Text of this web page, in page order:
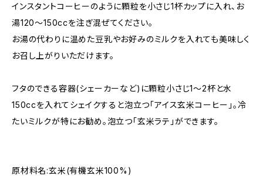
インスタントコーヒーのように顆粒を小さじ1杯カップに入れ、お
湯120〜150ccを注ぎ混ぜてください。
お湯の代わりに温めた豆乳やお好みのミルクを入れても美味しく
お召し上がりいただけます。
フタのできる容器(シェーカーなど)に顆粒小さじ1〜2杯と水
150ccを入れてシェイクすると泡立つ「アイス玄米コーヒー」。冷
たいミルクが特にお勧め。泡立つ「玄米ラテ」ができます。
原材料名:玄米(有機玄米100%)